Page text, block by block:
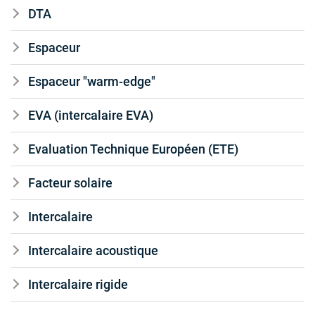
DTA
Espaceur
Espaceur "warm-edge"
EVA (intercalaire EVA)
Evaluation Technique Européen (ETE)
Facteur solaire
Intercalaire
Intercalaire acoustique
Intercalaire rigide